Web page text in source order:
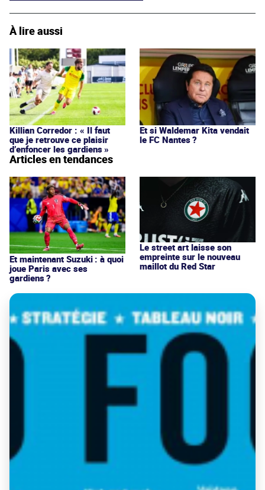
À lire aussi
Killian Corredor : « Il faut
que je retrouve ce plaisir
d’enfoncer les gardiens »
Et si Waldemar Kita vendait
le FC Nantes ?
Articles en tendances
Et maintenant Suzuki : à quoi
joue Paris avec ses
gardiens ?
Le street art laisse son
empreinte sur le nouveau
maillot du Red Star